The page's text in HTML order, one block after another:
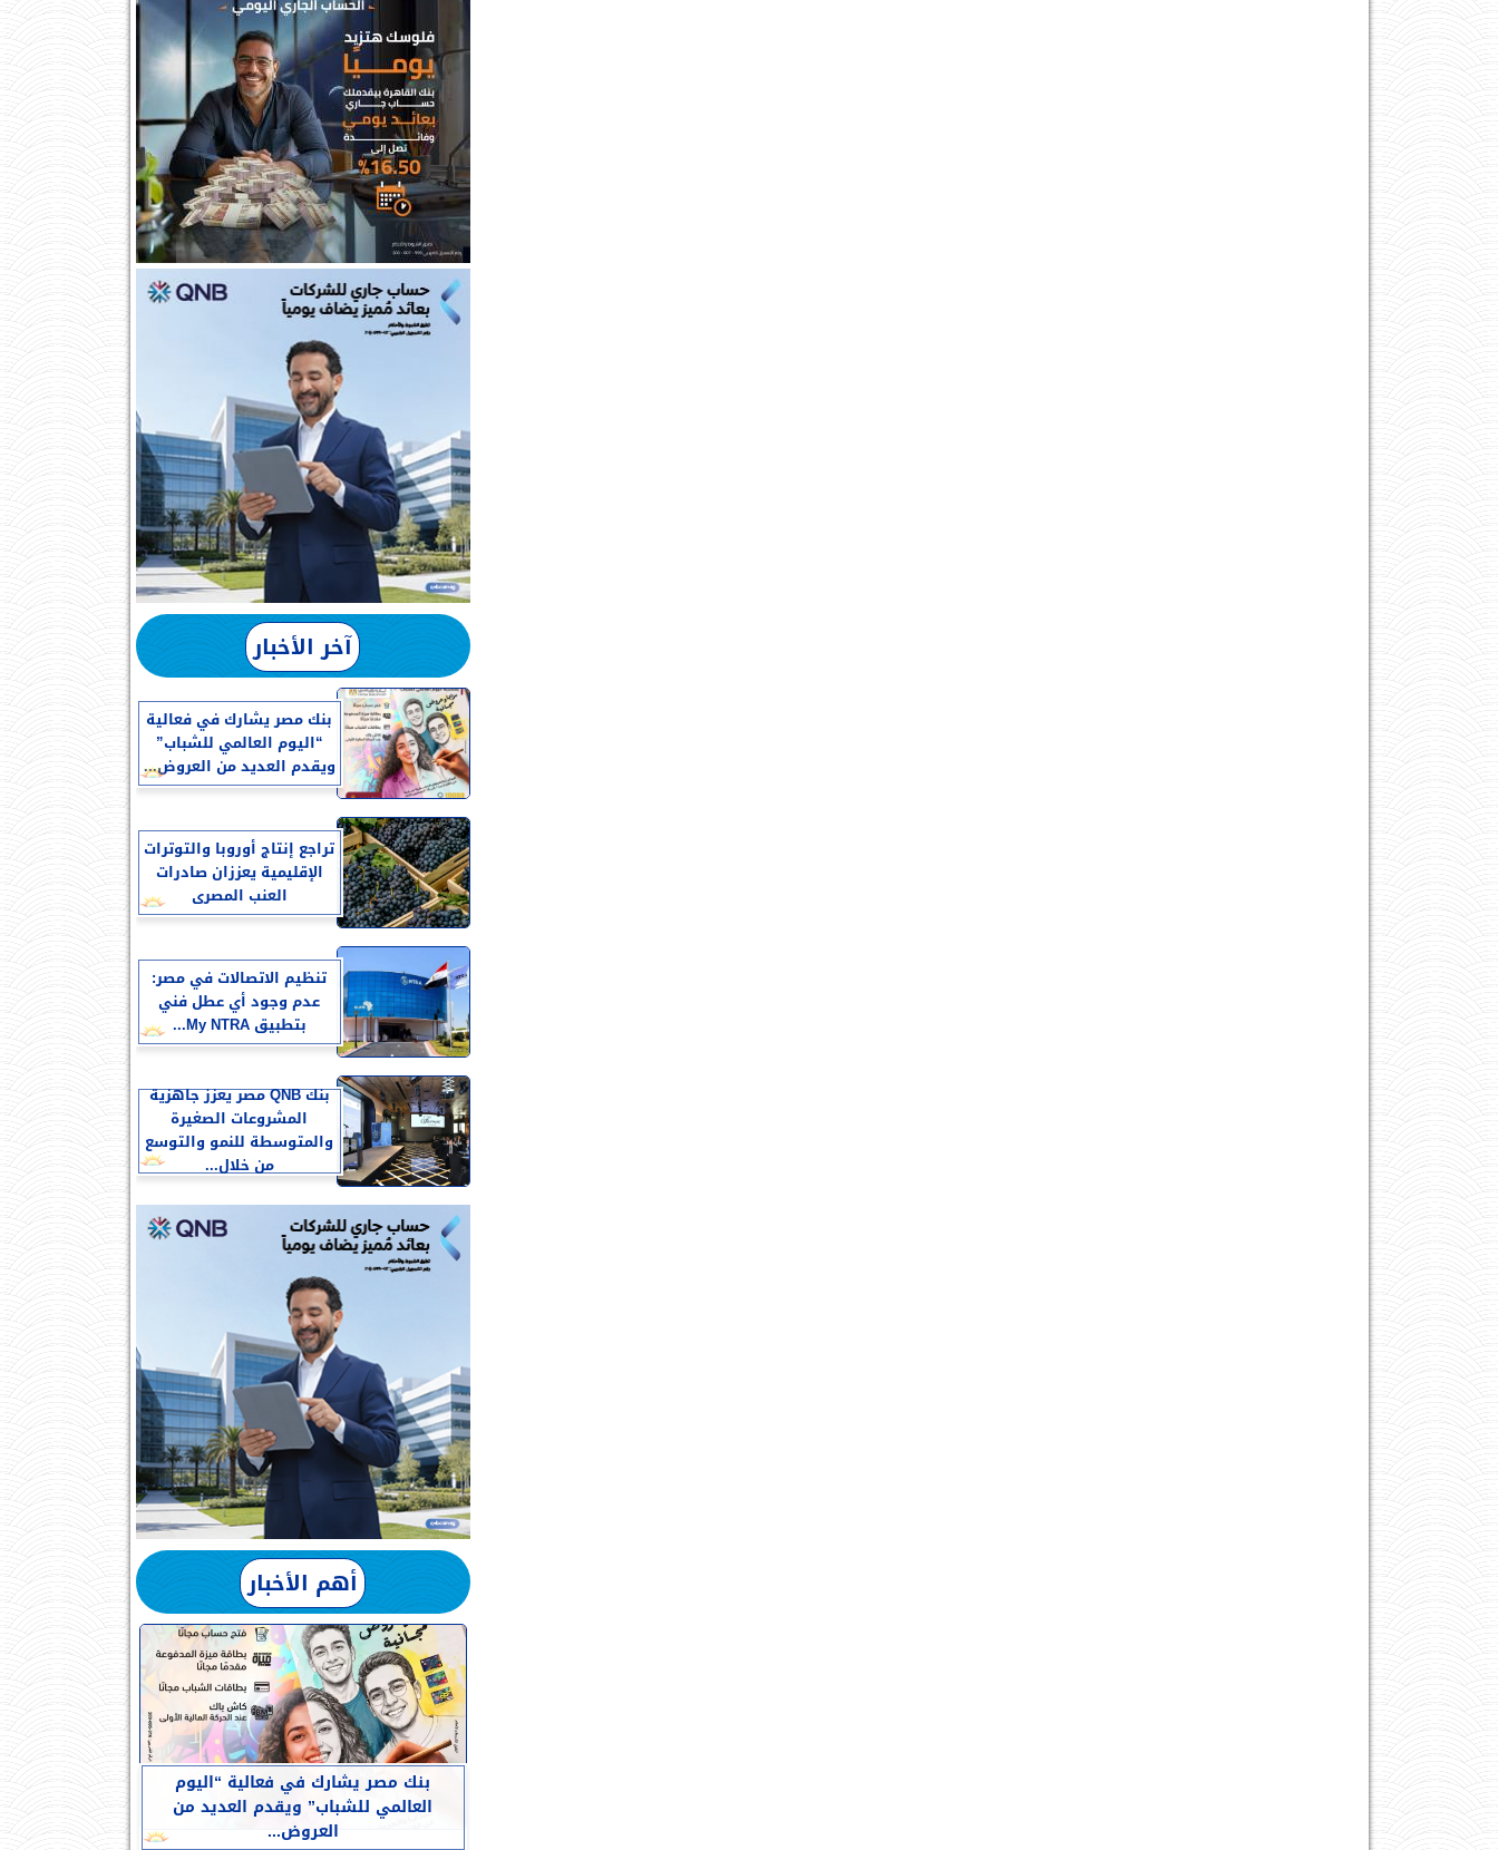
آخر الأخبار
بنك مصر يشارك في فعالية
“اليوم العالمي للشباب”
ويقدم العديد من العروض...
تراجع إنتاج أوروبا والتوترات
الإقليمية يعززان صادرات
العنب المصرى
تنظيم الاتصالات في مصر:
عدم وجود أي عطل فني
بتطبيق My NTRA...
بنك QNB مصر يعزز جاهزية
المشروعات الصغيرة
والمتوسطة للنمو والتوسع
من خلال...
أهم الأخبار
بنك مصر يشارك في فعالية “اليوم
العالمي للشباب” ويقدم العديد من
العروض...